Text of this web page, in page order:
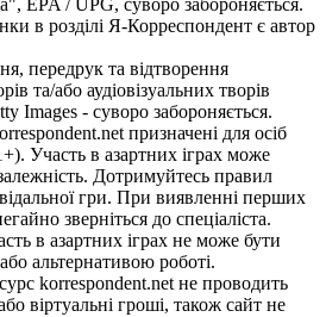
в розділі Я-Корреспондент є автор
передрук та відтворення
та/або аудіовізуальних творів
Images - суворо забороняється.
призначені для осіб
Участь в азартних іграх може
Дотримуйтесь правил
гри. При виявленні перших
зверніться до спеціаліста.
в азартних іграх не може бути
альтернативою роботі.
korrespondent.net не проводить
віртуальні гроші, також сайт не